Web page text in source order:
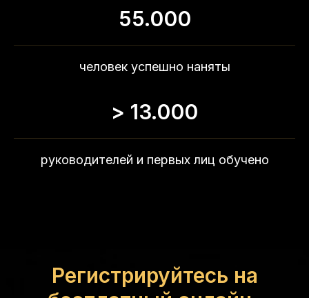
55.000
человек успешно наняты
> 13.000
руководителей и первых лиц обучено
Регистрируйтесь на